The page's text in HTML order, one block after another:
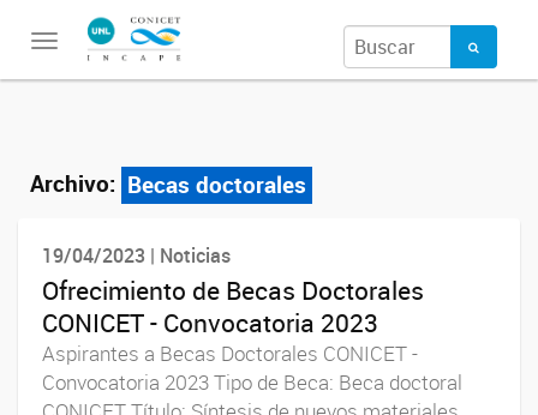
Toggle
Archivo: Becas doctorales
19/04/2023 | Noticias
Ofrecimiento de Becas Doctorales
CONICET - Convocatoria 2023
Aspirantes a Becas Doctorales CONICET -
Convocatoria 2023 Tipo de Beca: Beca doctoral